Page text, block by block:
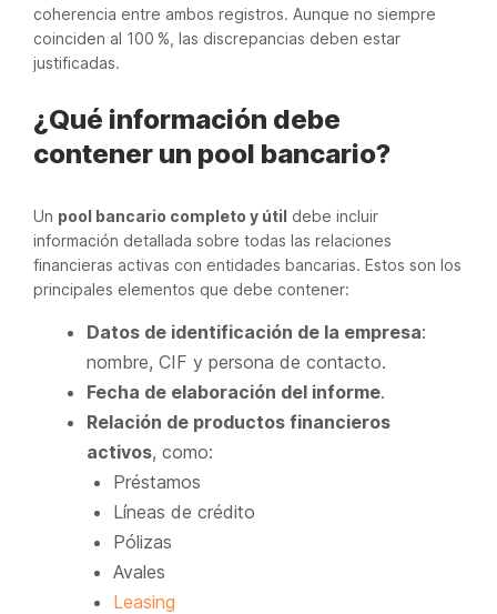
coherencia entre ambos registros. Aunque no siempre
coinciden al 100 %, las discrepancias deben estar
justificadas.
¿Qué información debe
contener un pool bancario?
Un pool bancario completo y útil debe incluir
información detallada sobre todas las relaciones
financieras activas con entidades bancarias. Estos son los
principales elementos que debe contener:
Datos de identificación de la empresa:
nombre, CIF y persona de contacto.
Fecha de elaboración del informe.
Relación de productos financieros
activos, como:
Préstamos
Líneas de crédito
Pólizas
Avales
Leasing